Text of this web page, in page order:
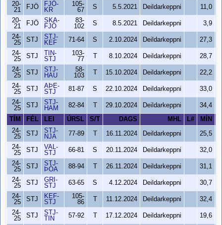
20-
21
FJÖ
FJÖ-
KR
105-
67
S 5.5.2021 Deildarkeppni
11,0
20-
21
FJÖ
SKA-
FJÖ
83-
102
S 8.5.2021 Deildarkeppni
3,9
24-
25
STJ
STJ-
KEF
71-64 S 2.10.2024 Deildarkeppni
27,3
24-
25
STJ
TIN-
STJ
103-
77
8.10.2024 Deildarkeppni
28,7
24-
25
STJ
STJ-
HAU
58-
103
15.10.2024 Deildarkeppni
22,2
24-
25
STJ
AÞE-
STJ
81-87 S 22.10.2024 Deildarkeppni
33,0
24-
25
STJ
STJ-
HAM
82-84 29.10.2024 Deildarkeppni
34,4
TÍM
FÉL LEI ÚRSL S/T DAGS MHL L# MÍN
24-
25
STJ
STJ-
NJA
77-89 16.11.2024 Deildarkeppni
25,5
24-
25
STJ
VAL-
STJ
66-81 S 20.11.2024 Deildarkeppni
32,0
24-
25
STJ
STJ-
ÞÓA
88-94 26.11.2024 Deildarkeppni
31,1
24-
25
STJ
GRI-
STJ
63-65 S 4.12.2024 Deildarkeppni
30,7
24-
25
STJ
KEF-
STJ
105-
86
11.12.2024 Deildarkeppni
32,4
24-
25
STJ
STJ-
TIN
57-92 17.12.2024 Deildarkeppni
19,6